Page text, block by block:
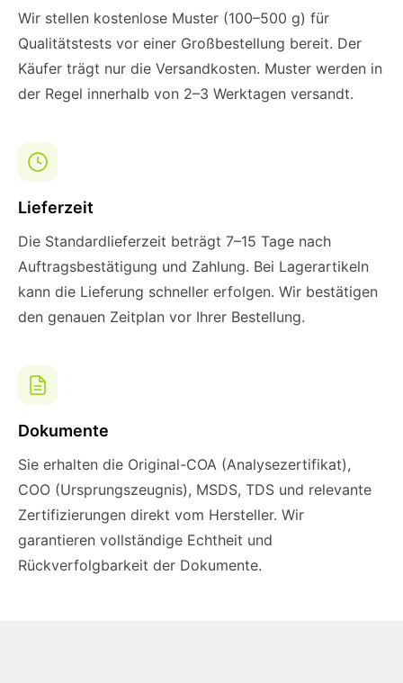
Wir stellen kostenlose Muster (100–500 g) für
Qualitätstests vor einer Großbestellung bereit. Der
Käufer trägt nur die Versandkosten. Muster werden in
der Regel innerhalb von 2–3 Werktagen versandt.
Lieferzeit
Die Standardlieferzeit beträgt 7–15 Tage nach
Auftragsbestätigung und Zahlung. Bei Lagerartikeln
kann die Lieferung schneller erfolgen. Wir bestätigen
den genauen Zeitplan vor Ihrer Bestellung.
Dokumente
Sie erhalten die Original-COA (Analysezertifikat),
COO (Ursprungszeugnis), MSDS, TDS und relevante
Zertifizierungen direkt vom Hersteller. Wir
garantieren vollständige Echtheit und
Rückverfolgbarkeit der Dokumente.